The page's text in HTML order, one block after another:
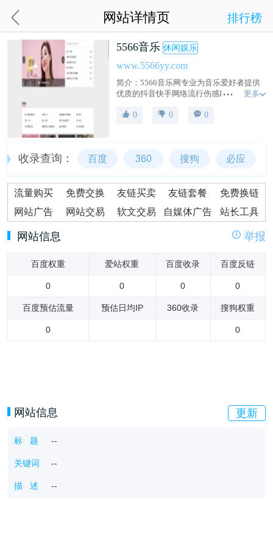
网站详情页 排行榜
5566音乐 休闲娱乐
www.5566yy.com
简介：5566音乐网专业为音乐爱好者提供
优质的抖音快手网络流行伤感DJ歌曲，同
更多
0 0 0
收录查询： 百度 360 搜狗 必应
流量购买 免费交换 友链买卖 友链套餐
免费换链
网站广告
网站交易 软文交易 自媒体广告 站长工具
网站信息 举报
百度权重 爱站权重 百度收录 百度反链
0 0 0 0
百度预估流量 预估日均IP 360收录 搜狗权重
0 0
网站信息 更新
标 题 --
关键词 --
描 述 --